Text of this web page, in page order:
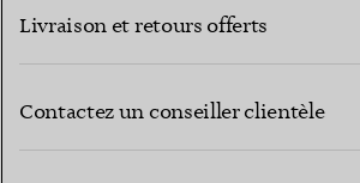
Livraison et retours offerts
Contactez un conseiller clientèle